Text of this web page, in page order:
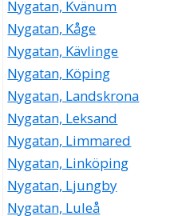
Nygatan, Kvänum
Nygatan, Kåge
Nygatan, Kävlinge
Nygatan, Köping
Nygatan, Landskrona
Nygatan, Leksand
Nygatan, Limmared
Nygatan, Linköping
Nygatan, Ljungby
Nygatan, Luleå